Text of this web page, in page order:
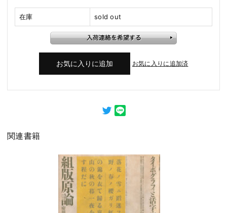
在庫 sold out
お気に入りに追加済
関連書籍